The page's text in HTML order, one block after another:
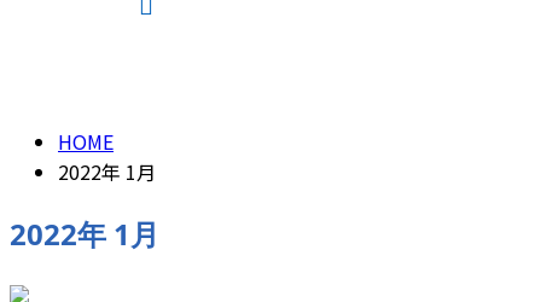
HOME
2022年 1月
2022年 1月